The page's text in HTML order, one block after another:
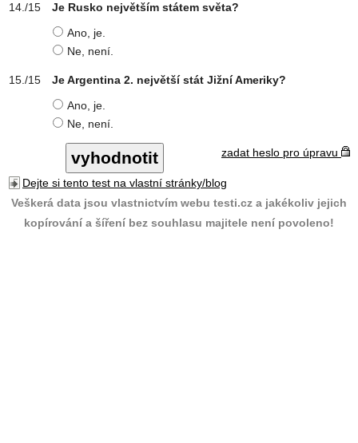
Je Rusko největším státem světa?
Ano, je.
Ne, není.
Je Argentina 2. největší stát Jižní Ameriky?
Ano, je.
Ne, není.
zadat heslo pro úpravu
Dejte si tento test na vlastní stránky/blog
Veškerá data jsou vlastnictvím webu testi.cz a jakékoliv jejich
kopírování a šíření bez souhlasu majitele není povoleno!